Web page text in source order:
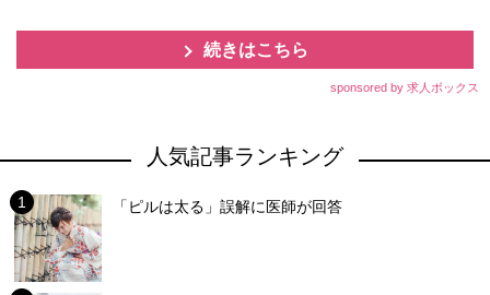
続きはこちら
sponsored by 求人ボックス
人気記事ランキング
「ピルは太る」誤解に医師が回答